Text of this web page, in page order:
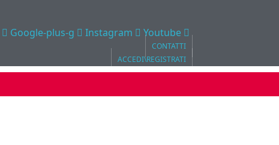
Google-plus-g Instagram Youtube
CONTATTI
ACCEDI\REGISTRATI